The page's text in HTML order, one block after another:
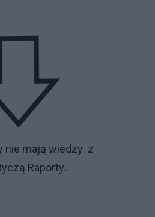
nie mają wiedzy z
Raporty..